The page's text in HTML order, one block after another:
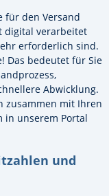
für den Versand
digital verarbeitet
erforderlich sind.
Das bedeutet für Sie
Abwicklung.
zusammen mit Ihren
in unserem Portal
und